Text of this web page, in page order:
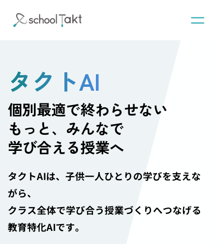
タクトAI
導入事例
料金
イベント・セミナー
タクトAI
個別最適で終わらせない
もっと、みんなで
学び合える授業へ
タクトAIは、子供一人ひとりの学びを支えな
がら、
クラス全体で学び合う授業づくりへつなげる
教育特化AIです。